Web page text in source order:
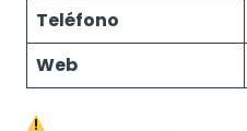
Teléfono
Web